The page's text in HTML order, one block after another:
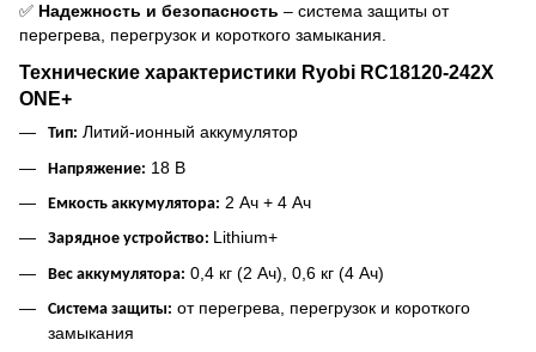
✅ Надежность и безопасность – система защиты от
перегрева, перегрузок и короткого замыкания.
Технические характеристики Ryobi RC18120-242X
ONE+
Тип: Литий-ионный аккумулятор
Напряжение: 18 В
Емкость аккумулятора: 2 Ач + 4 Ач
Зарядное устройство: Lithium+
Вес аккумулятора: 0,4 кг (2 Ач), 0,6 кг (4 Ач)
Система защиты: от перегрева, перегрузок и короткого
замыкания